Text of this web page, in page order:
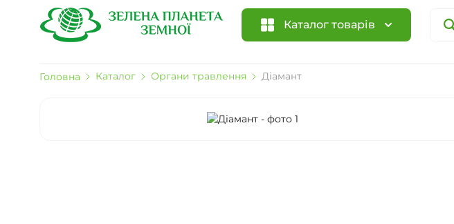
Каталог товарів
Головна Каталог Органи травлення Діамант